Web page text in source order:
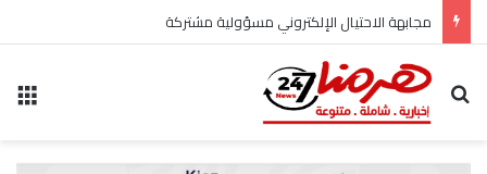
مجابهة الاحتيال الإلكتروني مسؤولية مشتركة
بحث عن